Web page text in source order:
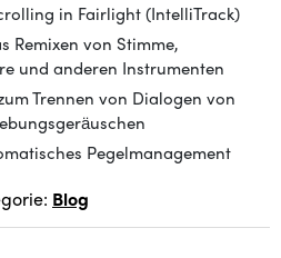
in Fairlight (IntelliTrack)
Remixen von Stimme,
und anderen Instrumenten
Trennen von Dialogen von
Pegelmanagement
Blog